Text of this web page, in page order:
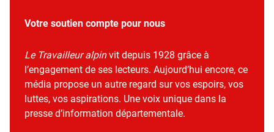
Votre soutien compte pour nous
Le Travailleur alpinvit depuis 1928 grâce à
l’engagement de ses lecteurs. Aujourd’hui encore, ce
média propose un autre regard sur vos espoirs, vos
luttes, vos aspirations. Une voix unique dans la
presse d’information départementale.